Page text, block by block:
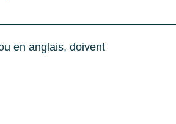
en anglais, doivent